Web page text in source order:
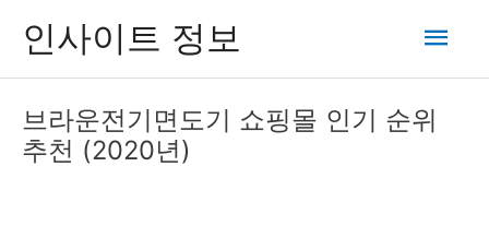
츠
인사이트 정보
메
인
메
브라운전기면도기 쇼핑몰 인기 순위
추천 (2020년)